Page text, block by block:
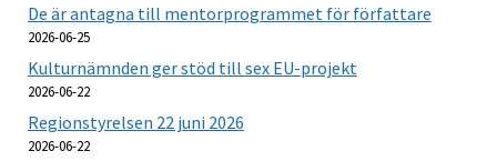
De är antagna till mentorprogrammet för författare
2026-06-25
Kulturnämnden ger stöd till sex EU-projekt
2026-06-22
Regionstyrelsen 22 juni 2026
2026-06-22